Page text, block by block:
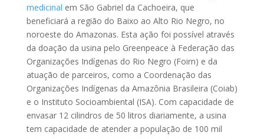
medicinal em São Gabriel da Cachoeira, que
beneficiará a região do Baixo ao Alto Rio Negro, no
noroeste do Amazonas. Esta ação foi possível através
da doação da usina pelo Greenpeace à Federação das
Organizações Indígenas do Rio Negro (Foirn) e da
atuação de parceiros, como a Coordenação das
Organizações Indígenas da Amazônia Brasileira (Coiab)
e o Instituto Socioambiental (ISA). Com capacidade de
envasar 12 cilindros de 50 litros diariamente, a usina
tem capacidade de atender a população de 100 mil